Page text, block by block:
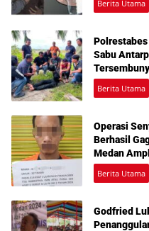
Berita Utama
Sabu
Berita Utama
Operasi
Berhasil
Medan
Berita Utama
Godfried